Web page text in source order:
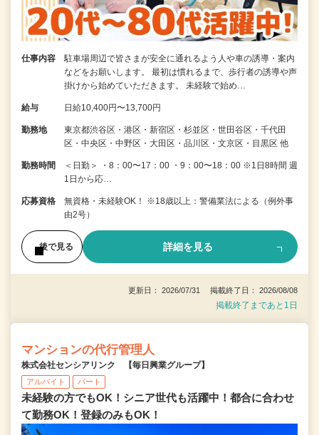
仕事内容
駐車場周辺で皆さまが安全に通れるよう人や車の誘導・案内
などをお願いします。 最初は慣れるまで、歩行者の誘導や声
掛けから始めていただきます。 未経験で始め…
給与 日給10,400円〜13,700円
勤務地
東京都渋谷区・港区・新宿区・杉並区・世田谷区・千代田
区・中央区・中野区・大田区・品川区・文京区・目黒区 他
勤務時間
＜日勤＞ ・8：00〜17：00 ・9：00〜18：00 ※1日8時間 週
1日から応…
応募資格
無資格・未経験OK！ ※18歳以上：警備業法による（例外事
由2号）
後で見る 詳細を見る
更新日： 2026/07/31 掲載終了日： 2026/08/08
掲載終了まであと1日
マンションの代行管理人
株式会社センシアリンク 【毎日興業グループ】
アルバイト パート
未経験の方でもOK！シニア世代も活躍中！都合に合わせ
て勤務OK！登録のみもOK！